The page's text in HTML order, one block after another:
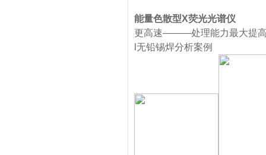
能量色散型X荧光光谱仪
更高速———处理能力最大
l无铅锡焊分析案例